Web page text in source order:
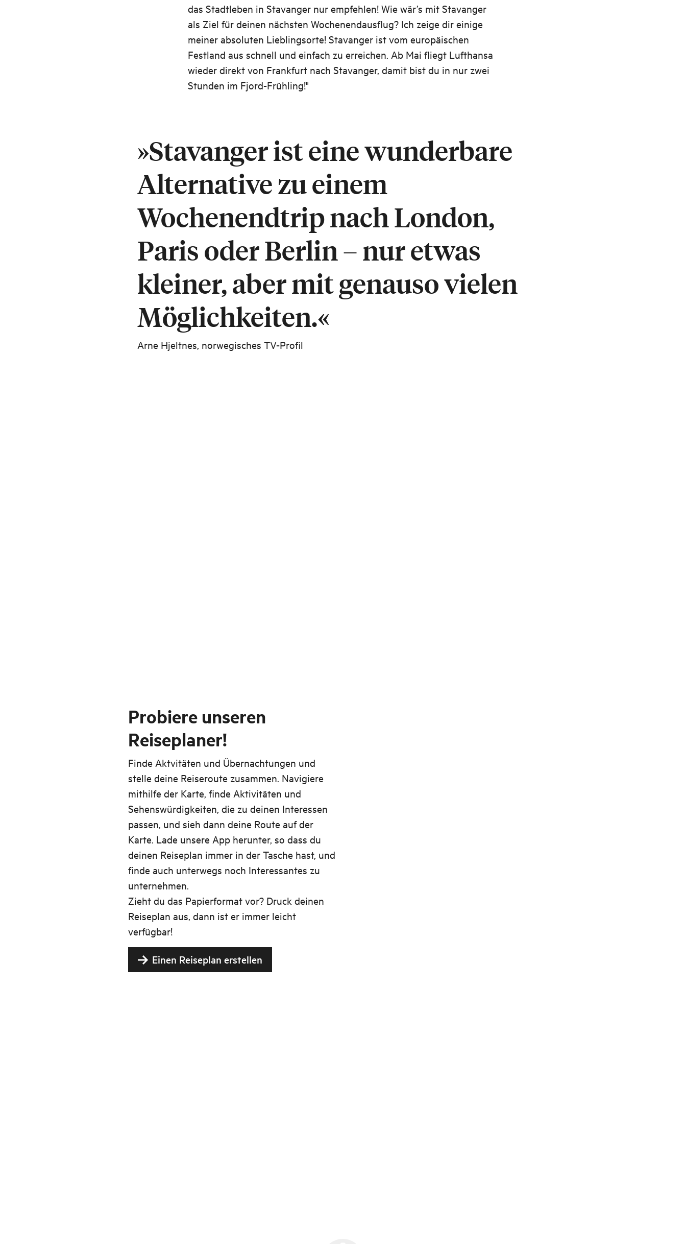
das Stadtleben in Stavanger nur empfehlen! Wie wär’s mit Stavanger
als Ziel für deinen nächsten Wochenendausflug? Ich zeige dir einige
meiner absoluten Lieblingsorte! Stavanger ist vom europäischen
Festland aus schnell und einfach zu erreichen. Ab Mai fliegt Lufthansa
wieder direkt von Frankfurt nach Stavanger, damit bist du in nur zwei
Stunden im Fjord-Frühling!"
»Stavanger ist eine wunderbare
Alternative zu einem
Wochenendtrip nach London,
Paris oder Berlin – nur etwas
kleiner, aber mit genauso vielen
Möglichkeiten.«
Arne Hjeltnes, norwegisches TV-Profil
Probiere unseren
Reiseplaner!
Finde Aktvitäten und Übernachtungen und
stelle deine Reiseroute zusammen. Navigiere
mithilfe der Karte, finde Aktivitäten und
Sehenswürdigkeiten, die zu deinen Interessen
passen, und sieh dann deine Route auf der
Karte. Lade unsere App herunter, so dass du
deinen Reiseplan immer in der Tasche hast, und
finde auch unterwegs noch Interessantes zu
unternehmen.
Zieht du das Papierformat vor? Druck deinen
Reiseplan aus, dann ist er immer leicht
verfügbar!
Einen Reiseplan erstellen